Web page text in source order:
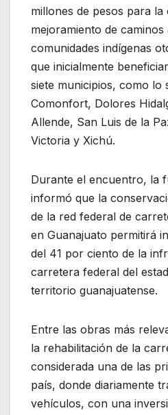
millones de pesos para
mejoramiento de
comunidades indígenas
que inicialmente
siete municipios, como lo
Comonfort, Dolores
Allende, San Luis de la
Victoria y Xichú.
Durante el encuentro, la
informó que la
de la red federal de
en Guanajuato permitirá
del 41 por ciento de la
carretera federal del
territorio guanajuatense.
Entre las obras más
la rehabilitación de la
considerada una de las
país, donde diariamente
vehículos, con una